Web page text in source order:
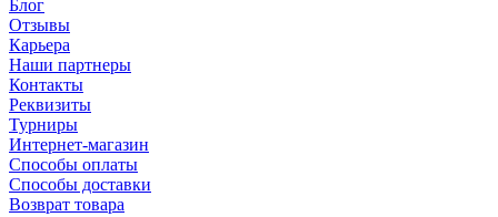
Блог
Отзывы
Карьера
Наши партнеры
Контакты
Реквизиты
Турниры
Интернет-магазин
Способы оплаты
Способы доставки
Возврат товара